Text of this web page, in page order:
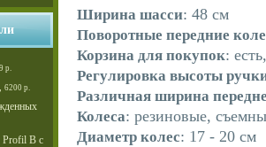
р.
6200 р.
Profil B с
Ширина шасси: 48 см
Поворотные передние
Корзина для покупок:
Регулировка высоты
Различная ширина
Колеса: резиновые,
Диаметр колес: 17 - 20 см